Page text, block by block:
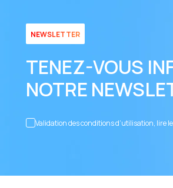
NEWSLETTER
TENEZ-VOUS
NOTRE
Validation des conditions d’utilisation, lire